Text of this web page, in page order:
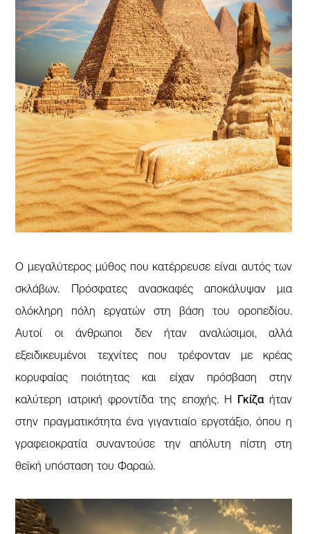
Ο μεγαλύτερος μύθος που κατέρρευσε είναι αυτός των
σκλάβων. Πρόσφατες ανασκαφές αποκάλυψαν μια
ολόκληρη πόλη εργατών στη βάση του οροπεδίου.
Αυτοί οι άνθρωποι δεν ήταν αναλώσιμοι, αλλά
εξειδικευμένοι τεχνίτες που τρέφονταν με κρέας
κορυφαίας ποιότητας και είχαν πρόσβαση στην
καλύτερη ιατρική φροντίδα της εποχής. Η Γκίζα ήταν
στην πραγματικότητα ένα γιγαντιαίο εργοτάξιο, όπου η
γραφειοκρατία συναντούσε την απόλυτη πίστη στη
θεϊκή υπόσταση του Φαραώ.